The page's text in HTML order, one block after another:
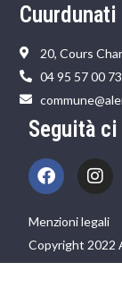
Cuurdunati
20, Cours
04 95 57 00 73
Seguità ci
Menzioni legali
Copyright 2022